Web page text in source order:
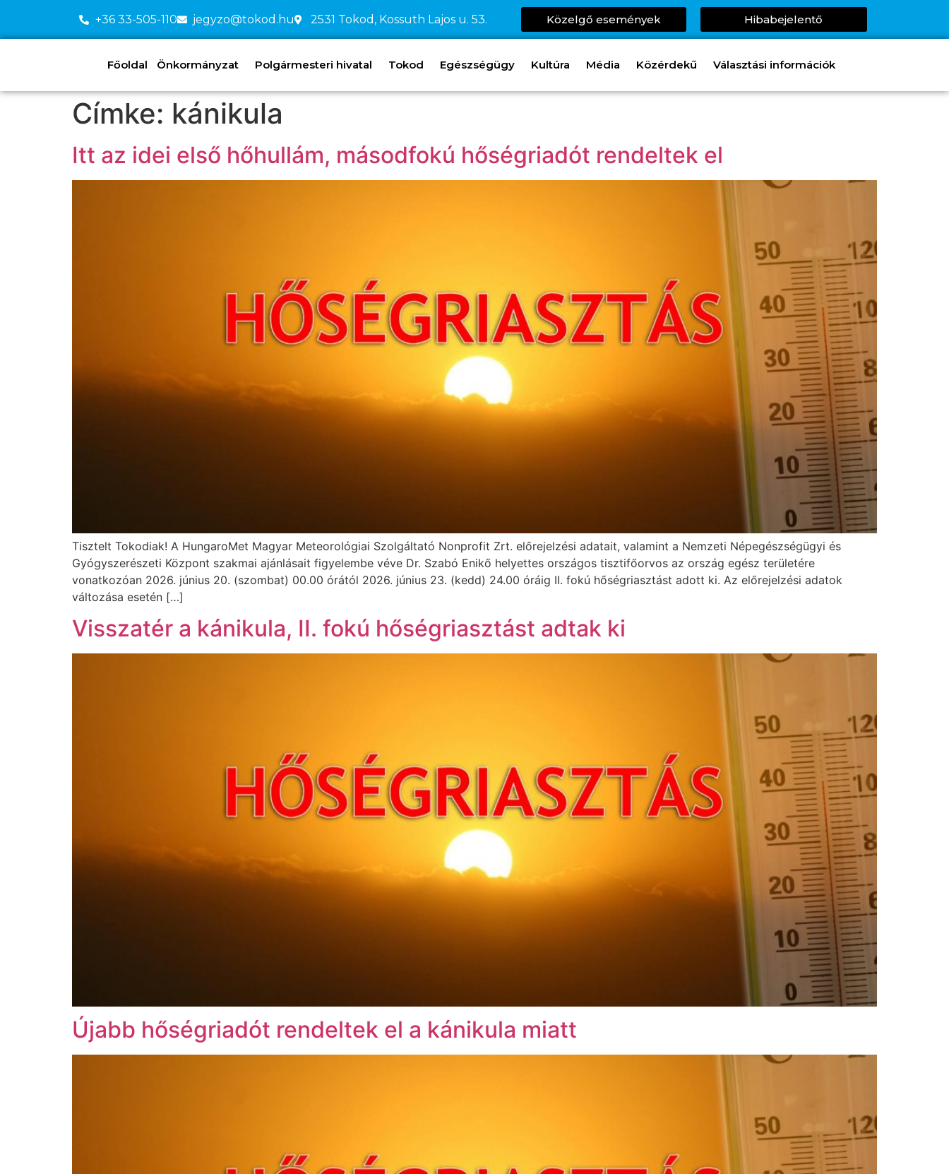
+36 33-505-110 jegyzo@tokod.hu 2531 Tokod, Kossuth Lajos u. 53. Közelgő események Hibabejelentő
Főoldal Önkormányzat Polgármesteri hivatal Tokod Egészségügy Kultúra Média Közérdekű Választási információk
Címke: kánikula
Itt az idei első hőhullám, másodfokú hőségriadót rendeltek el
Tisztelt Tokodiak! A HungaroMet Magyar Meteorológiai Szolgáltató Nonprofit Zrt. előrejelzési adatait, valamint a Nemzeti Népegészségügyi és
Gyógyszerészeti Központ szakmai ajánlásait figyelembe véve Dr. Szabó Enikő helyettes országos tisztifőorvos az ország egész területére
vonatkozóan 2026. június 20. (szombat) 00.00 órától 2026. június 23. (kedd) 24.00 óráig II. fokú hőségriasztást adott ki. Az előrejelzési adatok
változása esetén […]
Visszatér a kánikula, II. fokú hőségriasztást adtak ki
Újabb hőségriadót rendeltek el a kánikula miatt